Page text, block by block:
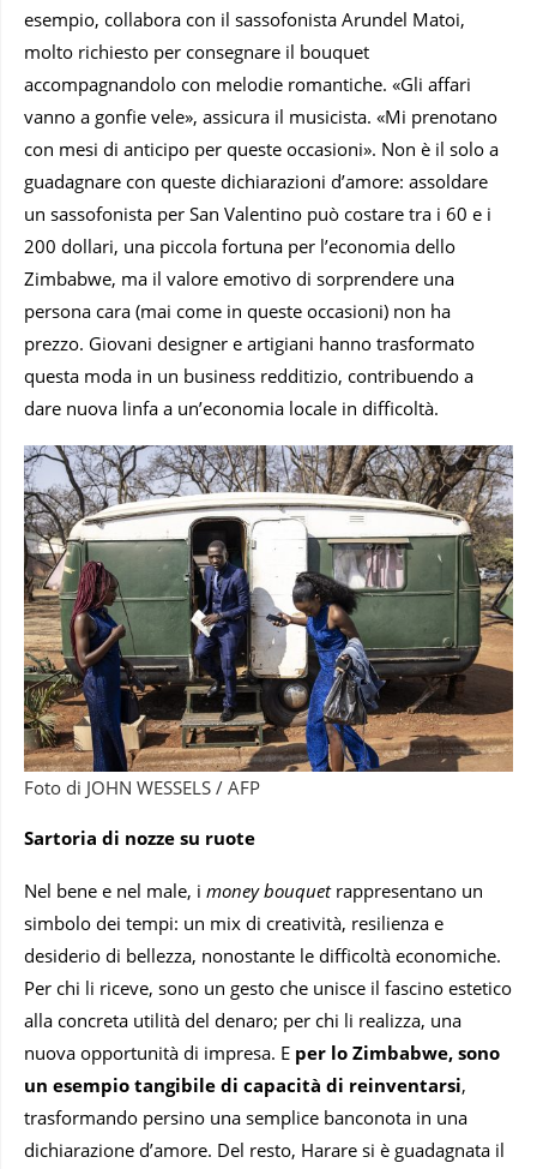
esempio, collabora con il sassofonista Arundel Matoi,
molto richiesto per consegnare il bouquet
accompagnandolo con melodie romantiche. «Gli affari
vanno a gonfie vele», assicura il musicista. «Mi prenotano
con mesi di anticipo per queste occasioni». Non è il solo a
guadagnare con queste dichiarazioni d’amore: assoldare
un sassofonista per San Valentino può costare tra i 60 e i
200 dollari, una piccola fortuna per l’economia dello
Zimbabwe, ma il valore emotivo di sorprendere una
persona cara (mai come in queste occasioni) non ha
prezzo. Giovani designer e artigiani hanno trasformato
questa moda in un business redditizio, contribuendo a
dare nuova linfa a un’economia locale in difficoltà.
Foto di JOHN WESSELS / AFP
Sartoria di nozze su ruote
Nel bene e nel male, i money bouquetrappresentano un
simbolo dei tempi: un mix di creatività, resilienza e
desiderio di bellezza, nonostante le difficoltà economiche.
Per chi li riceve, sono un gesto che unisce il fascino estetico
alla concreta utilità del denaro; per chi li realizza, una
nuova opportunità di impresa. E per lo Zimbabwe, sono
un esempio tangibile di capacità di reinventarsi,
trasformando persino una semplice banconota in una
dichiarazione d’amore. Del resto, Harare si è guadagnata il